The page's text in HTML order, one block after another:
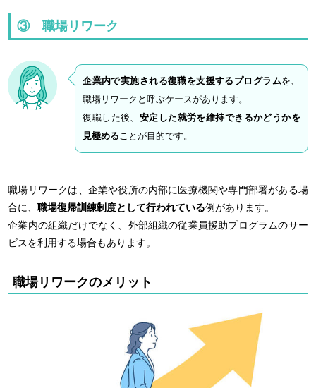
③ 職場リワーク
企業内で実施される復職を支援するプログラムを、
職場リワークと呼ぶケースがあります。
復職した後、 安定した就労を維持できるかどうかを
見極めることが目的です。
職場リワークは、企業や役所の内部に医療機関や専門部署がある場
合に、職場復帰訓練制度として行われている例があります。
企業内の組織だけでなく、外部組織の従業員援助プログラムのサー
ビスを利用する場合もあります。
職場リワークのメリット